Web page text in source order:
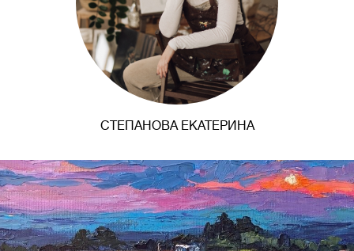
СТЕПАНОВА ЕКАТЕРИНА